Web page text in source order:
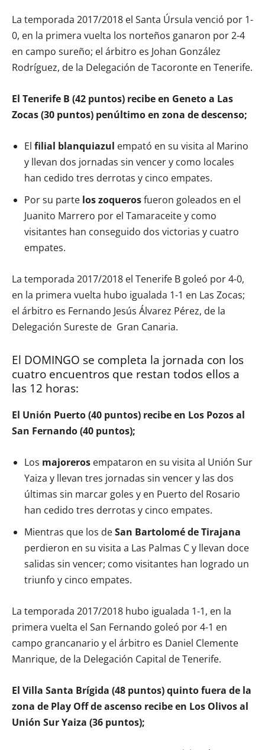
La temporada 2017/2018 el Santa Úrsula venció por 1-
0, en la primera vuelta los norteños ganaron por 2-4
en campo sureño; el árbitro es Johan González
Rodríguez, de la Delegación de Tacoronte en Tenerife.
El Tenerife B (42 puntos) recibe en Geneto a Las
Zocas (30 puntos) penúltimo en zona de descenso;
El filial blanquiazul empató en su visita al Marino
y llevan dos jornadas sin vencer y como locales
han cedido tres derrotas y cinco empates.
Por su parte los zoquerosfueron goleados en el
Juanito Marrero por el Tamaraceite y como
visitantes han conseguido dos victorias y cuatro
empates.
La temporada 2017/2018 el Tenerife B goleó por 4-0,
en la primera vuelta hubo igualada 1-1 en Las Zocas;
el árbitro es Fernando Jesús Álvarez Pérez, de la
Delegación Sureste de Gran Canaria.
El DOMINGO se completa la jornada con los
cuatro encuentros que restan todos ellos a
las 12 horas:
El Unión Puerto (40 puntos) recibe en Los Pozos al
San Fernando (40 puntos);
Los majoreros empataron en su visita al Unión Sur
Yaiza y llevan tres jornadas sin vencer y las dos
últimas sin marcar goles y en Puerto del Rosario
han cedido tres derrotas y cinco empates.
Mientras que los deSan Bartolomé de Tirajana
perdieron en su visita a Las Palmas C y llevan doce
salidas sin vencer; como visitantes han logrado un
triunfo y cinco empates.
La temporada 2017/2018 hubo igualada 1-1, en la
primera vuelta el San Fernando goleó por 4-1 en
campo grancanario y el árbitro es Daniel Clemente
Manrique, de la Delegación Capital de Tenerife.
El Villa Santa Brígida (48 puntos) quinto fuera de la
zona de Play Off de ascenso recibe en Los Olivos al
Unión Sur Yaiza (36 puntos);